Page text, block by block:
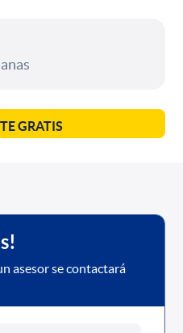
GRATIS
asesor se contactará